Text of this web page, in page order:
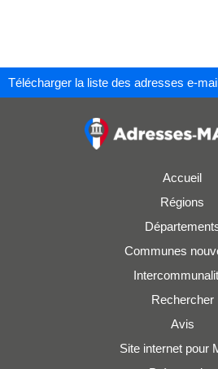
Télécharger la liste des adresses e-
Accueil
Régions
Communes
Rechercher
Avis
Site internet pour